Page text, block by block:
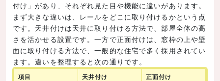
付け」があり、それぞれ見た目や機能に違いがあります。
まず大きな違いは、レールをどこに取り付けるかという点
です。天井付けは天井に取り付ける方法で、部屋全体の高
さを活かせる設置です。一方で正面付けは、窓枠の上や壁
面に取り付ける方法で、一般的な住宅で多く採用されてい
ます。違いを整理すると次の通りです。
項目 天井付け 正面付け